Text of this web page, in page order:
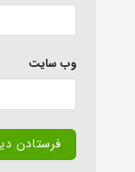
وب‌ سایت